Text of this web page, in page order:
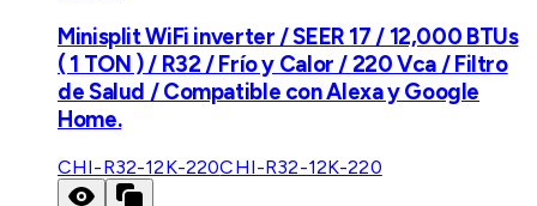
Minisplit WiFi inverter / SEER 17 / 12,000 BTUs
( 1 TON ) / R32 / Frío y Calor / 220 Vca / Filtro
de Salud / Compatible con Alexa y Google
Home.
CHI-R32-12K-220CHI-R32-12K-220